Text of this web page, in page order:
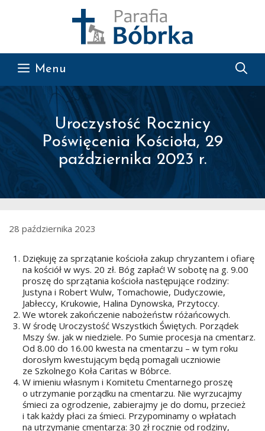
Menu
Uroczystość Rocznicy
Poświęcenia Kościoła, 29
października 2023 r.
28 października 2023
Dziękuję za sprzątanie kościoła zakup chryzantem i ofiarę
na kościół w wys. 20 zł. Bóg zapłać! W sobotę na g. 9.00
proszę do sprzątania kościoła następujące rodziny:
Justyna i Robert Wulw, Tomachowie, Dudyczowie,
Jabłeccy, Krukowie, Halina Dynowska, Przytoccy.
We wtorek zakończenie nabożeństw różańcowych.
W środę Uroczystość Wszystkich Świętych. Porządek
Mszy św. jak w niedziele. Po Sumie procesja na cmentarz.
Od 8.00 do 16.00 kwesta na cmentarzu – w tym roku
dorosłym kwestującym będą pomagali uczniowie
ze Szkolnego Koła Caritas w Bóbrce.
W imieniu własnym i Komitetu Cmentarnego proszę
o utrzymanie porządku na cmentarzu. Nie wyrzucajmy
śmieci za ogrodzenie, zabierajmy je do domu, przecież
i tak każdy płaci za śmieci. Przypominamy o wpłatach
na utrzymanie cmentarza: 30 zł rocznie od rodziny,